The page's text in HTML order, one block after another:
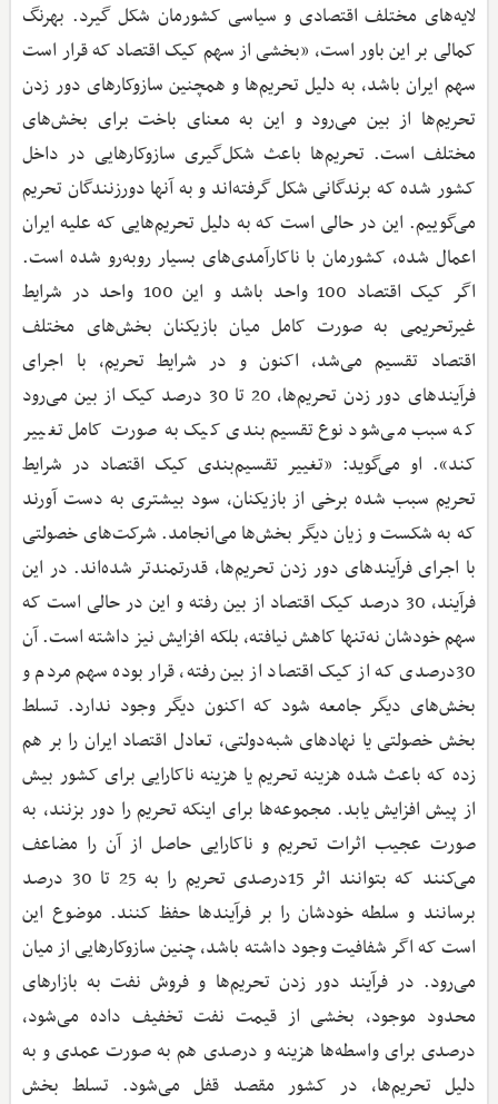
لایه‌های مختلف اقتصادی و سیاسی کشورمان شکل گیرد. بهرنگ
کمالی بر این باور است، «بخشی از سهم کیک اقتصاد که قرار است
سهم ایران باشد، به دلیل تحریم‌ها و همچنین سازوکارهای دور زدن
تحریم‌ها از بین می‌رود و این به معنای باخت برای بخش‌های
مختلف است. تحریم‌ها باعث شکل‌گیری سازوکارهایی در داخل
کشور شده که برندگانی شکل گرفته‌اند و به آنها دورزنندگان تحریم
می‌گوییم. این در حالی است که به دلیل تحریم‌هایی که علیه ایران
اعمال شده، کشورمان با ناکارآمدی‌های بسیار روبه‌رو شده است.
اگر کیک اقتصاد 100 واحد باشد و این 100 واحد در شرایط
غیرتحریمی به صورت کامل میان بازیکنان بخش‌های مختلف
اقتصاد تقسیم می‌شد، اکنون و در شرایط تحریم، با اجرای
فرآیندهای دور زدن تحریم‌ها، 20 تا 30 درصد کیک از بین می‌رود
که سبب می‌شود نوع تقسیم‌بندی کیک به صورت کامل تغییر
کند». او می‌گوید: «تغییر تقسیم‌بندی کیک اقتصاد در شرایط
تحریم سبب شده برخی از بازیکنان، سود بیشتری به دست آورند
که به شکست و زیان دیگر بخش‌ها می‌انجامد. شرکت‌های خصولتی
با اجرای فرآیندهای دور زدن تحریم‌ها، قدرتمندتر شده‌اند. در این
فرآیند، 30 درصد کیک اقتصاد از بین رفته و این در حالی است که
سهم خودشان نه‌تنها کاهش نیافته، بلکه افزایش نیز داشته است. آن
30درصدی که از کیک اقتصاد از بین رفته، قرار بوده سهم مردم و
بخش‌های دیگر جامعه شود که اکنون دیگر وجود ندارد. تسلط
بخش خصولتی یا نهادهای شبه‌دولتی، تعادل اقتصاد ایران را بر هم
زده که باعث شده هزینه تحریم یا هزینه ناکارایی برای کشور بیش
از پیش افزایش یابد. مجموعه‌ها برای اینکه تحریم را دور بزنند، به
صورت عجیب اثرات تحریم و ناکارایی حاصل از آن را مضاعف
می‌کنند که بتوانند اثر 15درصدی تحریم را به 25 تا 30 درصد
برسانند و سلطه خودشان را بر فرآیندها حفظ کنند. موضوع این
است که اگر شفافیت وجود داشته باشد، چنین سازوکارهایی از میان
می‌رود. در فرآیند دور زدن تحریم‌ها و فروش نفت به بازارهای
محدود موجود، بخشی از قیمت نفت تخفیف داده می‌شود،
درصدی برای واسطه‌ها هزینه و درصدی هم به صورت عمدی و به
دلیل تحریم‌ها، در کشور مقصد قفل می‌شود. تسلط بخش